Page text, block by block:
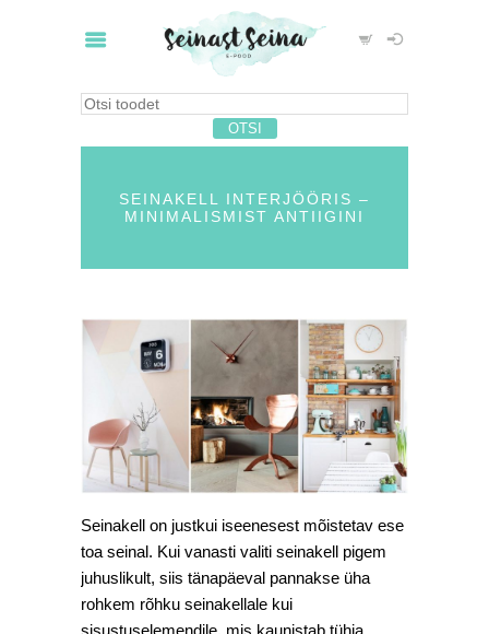
SEINAKELL INTERJÖÖRIS –
MINIMALISMIST ANTIIGINI
Seinakell on justkui iseenesest mõistetav ese
toa seinal. Kui vanasti valiti seinakell pigem
juhuslikult, siis tänapäeval pannakse üha
rohkem rõhku seinakellale kui